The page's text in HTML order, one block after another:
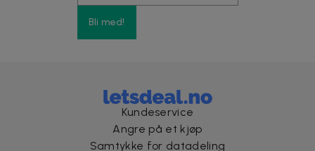
Bli med!
Kundeservice
Angre på et kjøp
Samtykke for datadeling